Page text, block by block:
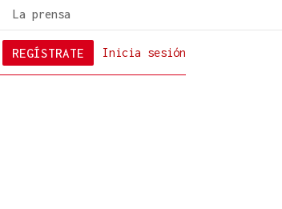
La prensa
Inicia sesión
REGÍSTRATE